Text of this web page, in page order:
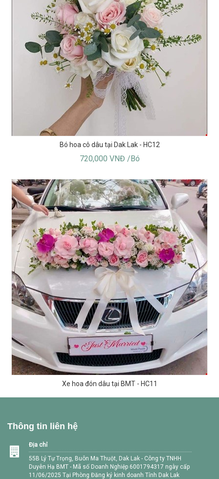
Bó hoa cô dâu tại Dak Lak - HC12
720,000 VNĐ /Bó
Xe hoa đón dâu tại BMT - HC11
Thông tin liên hệ
Địa chỉ
55B Lý Tự Trọng, Buôn Ma Thuột, Dak Lak - Công ty TNHH
Duyên Hạ BMT - Mã số Doanh Nghiệp 6001794317 ngày cấp
11/06/2025 Tại Phòng Đăng ký kinh doanh Tỉnh Dak Lak